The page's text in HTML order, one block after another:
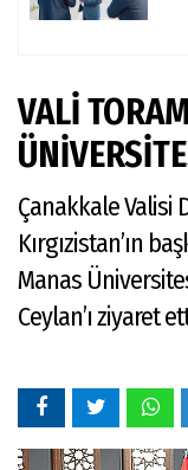
VALİ
Çanakkale Valisi
Kırgızistan’ın
Manas
Ceylan’ı ziyaret